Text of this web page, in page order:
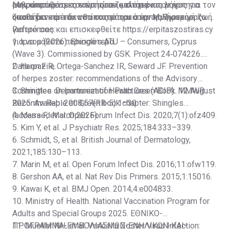
μακροπρόθεσμες επιπτώσεις είναι ένας λόγος για τον
οποίο δεν πρέπει να υποτιμάται ο έρπης ζωστήρας.
ανθρώπους να κατανοήσουν καλύτερα τον έρπητα
ζωστήρα και τον αντίκτυπό του στην καθημερινή ζωή.
Μην υποτιμάτε τον έρπητα ζωστήρα και μην
υποθέτετε ότι δεν θα σας επηρεάσει. Μιλήστε με το
γιατρό σας και επισκεφθείτε https://erpitaszostiras.cy
για να μάθετε περισσότερα.
References:
1. Ipsos (2026). Shingles ATU – Consumers, Cyprus
(Wave 3). Commissioned by GSK. Project 24‑074226.
Data on File.
2. Harpaz R, Ortega-Sanchez IR, Seward JF. Prevention
of herpes zoster: recommendations of the Advisory
Committee on Immunization Practices (ACIP). MMWR
Recomm Rep. 2008;57(RR-5):1–30.
3. Shingles. Department of Health Green Book. 12 August
2025. Available at:Green book chapter: Shingles
(accessed March 2026).
4. Marra F, et al. Open Forum Infect Dis. 2020;7(1):ofz409.
5. Kim Y, et al. J Psychiatr Res. 2025;184:333–339.
6. Schmidt, S, et al. British Journal of Dermatology,
2021;185:130–113.
7. Marin M, et al. Open Forum Infect Dis. 2016;11:ofw119.
8. Gershon AA, et al. Nat Rev Dis Primers. 2015;1:15016.
9. Kawai K, et al. BMJ Open. 2014;4:e004833.
10. Ministry of Health. National Vaccination Program for
Adults and Special Groups 2025. ΕΘΝΙΚΟ-
ΠΡΟΓΡΑΜΜΑ-ΕΜΒΟΛΙΑΣΜΩΝ-ΕΝΗΛΙΚΩΝ-ΚΑΙ-
11. Mueller NH, et al. Varicella Zoster Virus Infection: